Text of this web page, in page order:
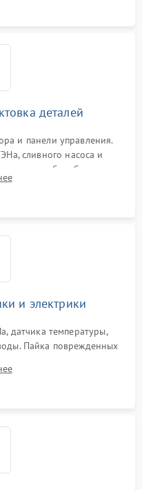
деталей
и панели управления.
сливного насоса и
барабана и
люка на разрывы.
и электрики
датчика температуры,
Пайка поврежденных
и контактов.